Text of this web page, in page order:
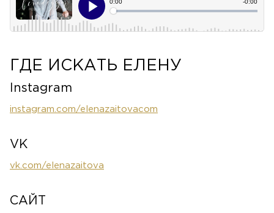
ГДЕ ИСКАТЬ ЕЛЕНУ
Instagram
instagram.com/elenazaitovacom
VK
vk.com/elenazaitova
САЙТ